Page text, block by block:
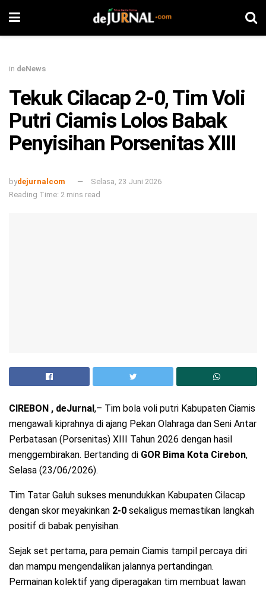
in deNews
Tekuk Cilacap 2-0, Tim Voli
Putri Ciamis Lolos Babak
Penyisihan Porsenitas XIII
bydejurnalcom
Selasa, 23 Juni 2026
Reading Time: 2 mins read
CIREBON , deJurnal ,– Tim bola voli putri Kabupaten Ciamis
mengawali kiprahnya di ajang Pekan Olahraga dan Seni Antar
Perbatasan (Porsenitas) XIII Tahun 2026 dengan hasil
menggembirakan. Bertanding di GOR Bima Kota Cirebon,
Selasa (23/06/2026).
Tim Tatar Galuh sukses menundukkan Kabupaten Cilacap
dengan skor meyakinkan 2-0 sekaligus memastikan langkah
positif di babak penyisihan.
Sejak set pertama, para pemain Ciamis tampil percaya diri
dan mampu mengendalikan jalannya pertandingan.
Permainan kolektif yang diperagakan tim membuat lawan